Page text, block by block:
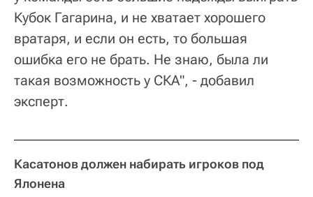
Кубок Гагарина, и не хватает хорошего
вратаря, и если он есть, то большая
ошибка его не брать. Не знаю, была ли
такая возможность у СКА", - добавил
эксперт.
Касатонов должен набирать игроков под
Ялонена